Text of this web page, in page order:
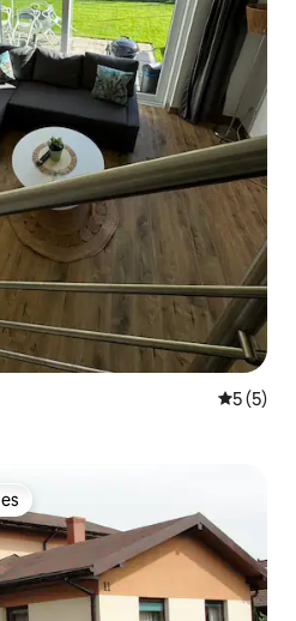
5 (5)
más destacados